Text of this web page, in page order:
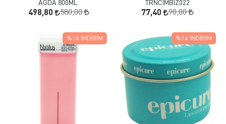
AĞDA 800ML.
498,80 580,00
TRNCIMBIZ022
77,40 90,00
%14 İNDIRIM %14 İNDIRIM